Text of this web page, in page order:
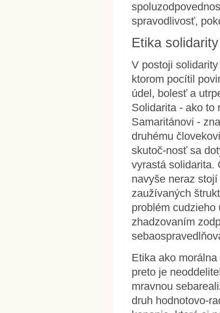
spravodlivosť,
Etika
V postoji
ktorom pocítil
údel, bolesť a
Solidarita - ako to
Samaritánovi -
druhému
skutoč-nosť sa
vyrastá solidarita.
navyše neraz
zaužívaných
problém
zhadzovaním
Etika ako
preto je
mravnou
druh hodnotovo-